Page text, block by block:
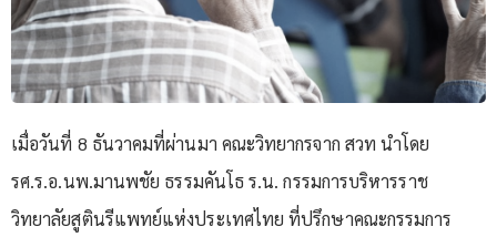
เมื่อวันที่ 8 ธันวาคมที่ผ่านมา คณะวิทยากรจาก สวท นำโดย
รศ.ร.อ.นพ.มานพชัย ธรรมคันโธ ร.น. กรรมการบริหารราช
วิทยาลัยสูตินรีแพทย์แห่งประเทศไทย ที่ปรึกษาคณะกรรมการ